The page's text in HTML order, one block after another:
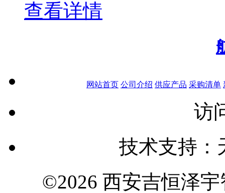
查看详情
网站首页 公司介绍 供应产品 采购清单
访
技术支持：
©2026 西安吉恒泽